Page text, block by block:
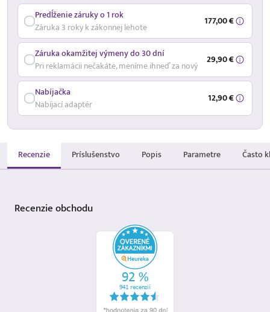
Predĺženie záruky o 1 rok
Záruka 3 roky k zákonnej lehote
177,00 €
Záruka okamžitej výmeny do 30 dní
Pri reklamácii nečakáte, meníme ihneď za nový
29,90 €
Nabíjačka
Nabíjací adaptér
12,90 €
Recenzie Príslušenstvo Popis Parametre Často
Recenzieobchodu